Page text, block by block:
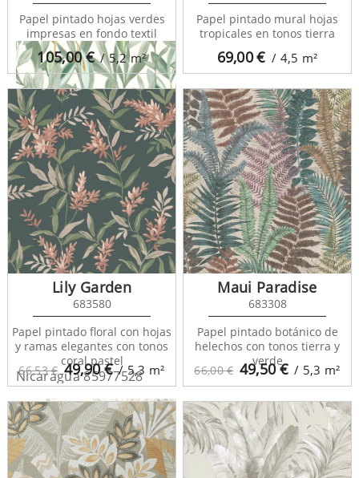
Nicaragua 85977017
Nicaragua 85977528
105,00€ / 5,2m²
Papel pintado hojas verdes
impresas en fondo textil
69,00€ / 4,5 m²
Papel pintado mural hojas
tropicales en tonos tierra
66,53 € 49,90€ / 5,3 m²
Lily Garden
683580
Papel pintado floral con hojas
y ramas elegantes con tonos
coral pastel
66,00 € 49,50€ / 5,3 m²
Maui Paradise
683308
Papel pintado botánico de
helechos con tonos tierra y
verde